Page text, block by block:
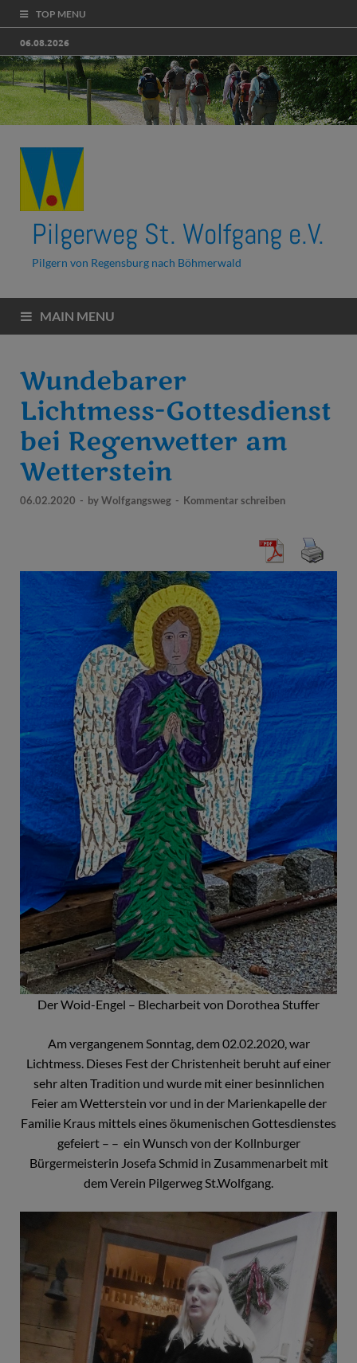
TOP MENU
06.08.2026
Pilgerweg St. Wolfgang e.V.
Pilgern von Regensburg nach Böhmerwald
MAIN MENU
Wundebarer
Lichtmess-Gottesdienst
bei Regenwetter am
Wetterstein
06.02.2020 - byWolfgangsweg - Kommentar schreiben
Der Woid-Engel – Blecharbeit von Dorothea Stuffer
Am vergangenem Sonntag, dem 02.02.2020, war
Lichtmess. Dieses Fest der Christenheit beruht auf einer
sehr alten Tradition und wurde mit einer besinnlichen
Feier am Wetterstein vor und in der Marienkapelle der
Familie Kraus mittels eines ökumenischen Gottesdienstes
gefeiert – – ein Wunsch von der Kollnburger
Bürgermeisterin Josefa Schmid in Zusammenarbeit mit
dem Verein Pilgerweg St.Wolfgang.